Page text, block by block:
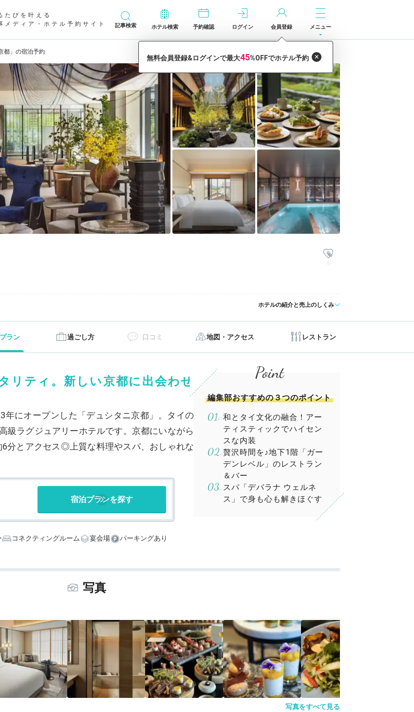
たびを叶える
メディア・ホテル予約サイト
記事検索 ホテル検索 予約確認 ログイン 会員登録 メニュー
都」の宿泊予約
ホテルの紹介と売上のしくみ
ラン 過ごし方 口コミ 地図・アクセス レストラン
リティ。新しい京都に出会わせ
にオープンした「デュシタニ京都」。タイの
級ラグジュアリーホテルです。京都にいながら
分とアクセス◎上質な料理やスパ、おしゃれな
宿泊プランを探す
コネクティングルーム 宴会場
パーキングあり
編集部おすすめの３つのポイント
和とタイ文化の融合！アー
ティスティックでハイセン
スな内装
贅沢時間を♪地下1階「ガー
デンレベル」のレストラン
＆バー
スパ「デバラナ ウェルネ
ス」で身も心も解きほぐす
写真
写真をすべて見る